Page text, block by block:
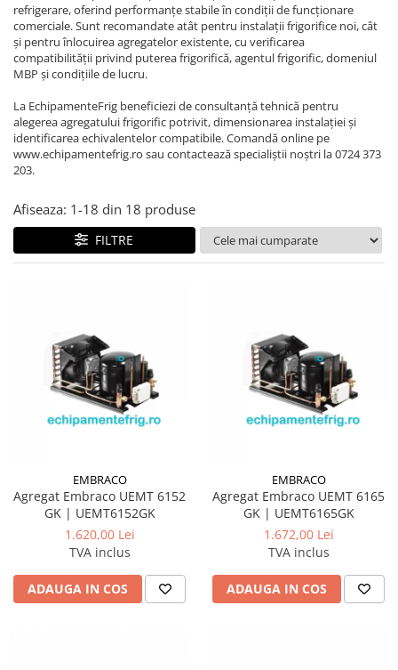
REZISTENTE DIGIVRARE
REZISTENTE SILICONICE
Uleiuri
Ventilatoare
Ventilatoare EbmPapst
Ventilatoare WEIGUANG
Ventilatoare turbina
Compresoare Cubigel R134a
Compresoare Cubigel R404a
Compresoare Jiaxipera
VAPORIZATOARE LU-VE
refrigerare, oferind performanțe stabile în condiții de funcționare
comerciale. Sunt recomandate atât pentru instalații frigorifice noi, cât
și pentru înlocuirea agregatelor existente, cu verificarea
compatibilității privind puterea frigorifică, agentul frigorific, domeniul
MBP și condițiile de lucru.
La EchipamenteFrig beneficiezi de consultanță tehnică pentru
alegerea agregatului frigorific potrivit, dimensionarea instalației și
identificarea echivalentelor compatibile. Comandă online pe
www.echipamentefrig.ro sau contactează specialiștii noștri la 0724 373
203.
Afiseaza: 1-18 din 18 produse
FILTRE
EMBRACO
Agregat Embraco UEMT 6152
GK | UEMT6152GK
1.620,00 Lei
TVA inclus
ADAUGA IN COS
EMBRACO
Agregat Embraco UEMT 6165
GK | UEMT6165GK
1.672,00 Lei
TVA inclus
ADAUGA IN COS